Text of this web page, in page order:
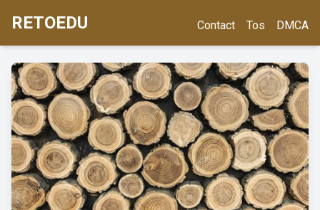
RETOEDU Contact Tos DMCA